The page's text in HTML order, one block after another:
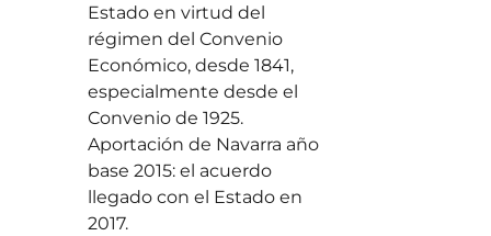
Estado en virtud del
régimen del Convenio
Económico, desde 1841,
especialmente desde el
Convenio de 1925.
Aportación de Navarra año
base 2015: el acuerdo
llegado con el Estado en
2017.